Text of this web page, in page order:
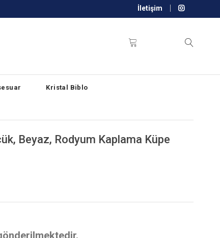
İletişim
Kristal Biblo
Beyaz, Rodyum Kaplama Küpe